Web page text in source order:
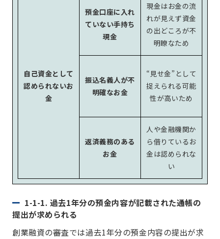
自己資金として
認められないお
金
預金口座に入れ
ていない手持ち
現金
現金はお金の流
れが見えず資金
の出どころが不
明瞭なため
振込名義人が不
明確なお金
“見せ金”として
捉えられる可能
性が高いため
返済義務のある
お金
人や金融機関か
ら借りているお
金は認められな
い
1-1-1. 過去1年分の預金内容が記載された通帳の
提出が求められる
創業融資の審査では過去1年分の預金内容の提出が求